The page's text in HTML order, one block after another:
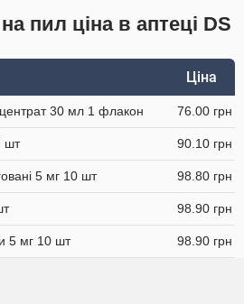
на пил ціна в аптеці DS
Ціна
30 мл 1 флакон 76.00 грн
шт 90.10 грн
5 мг 10 шт 98.80 грн
98.90 грн
5 мг 10 шт 98.90 грн